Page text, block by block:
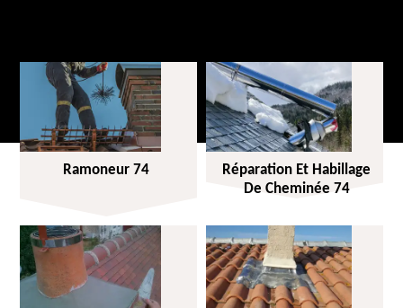
Ramoneur 74
Réparation Et Habillage
De Cheminée 74